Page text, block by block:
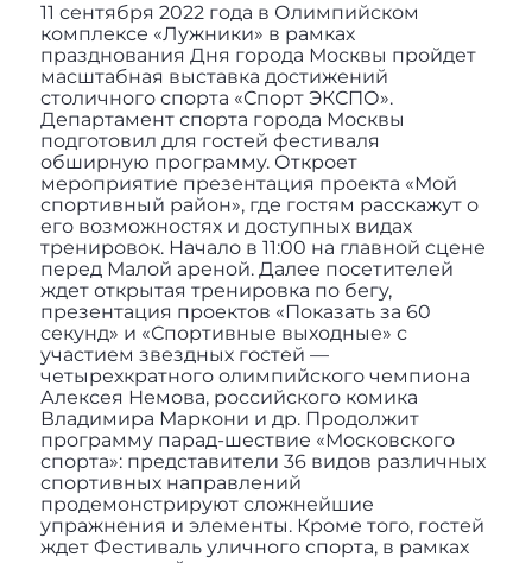
11 сентября 2022 года в Олимпийском
комплексе «Лужники» в рамках
празднования Дня города Москвы пройдет
масштабная выставка достижений
столичного спорта «Спорт ЭКСПО».
Департамент спорта города Москвы
подготовил для гостей фестиваля
обширную программу. Откроет
мероприятие презентация проекта «Мой
спортивный район», где гостям расскажут о
его возможностях и доступных видах
тренировок. Начало в 11:00 на главной сцене
перед Малой ареной. Далее посетителей
ждет открытая тренировка по бегу,
презентация проектов «Показать за 60
секунд» и «Спортивные выходные» с
участием звездных гостей —
четырехкратного олимпийского чемпиона
Алексея Немова, российского комика
Владимира Маркони и др. Продолжит
программу парад-шествие «Московского
спорта»: представители 36 видов различных
спортивных направлений
продемонстрируют сложнейшие
упражнения и элементы. Кроме того, гостей
ждет Фестиваль уличного спорта, в рамках